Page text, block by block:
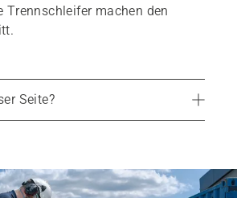
Trennschleifer machen den
Seite?
Zubehör